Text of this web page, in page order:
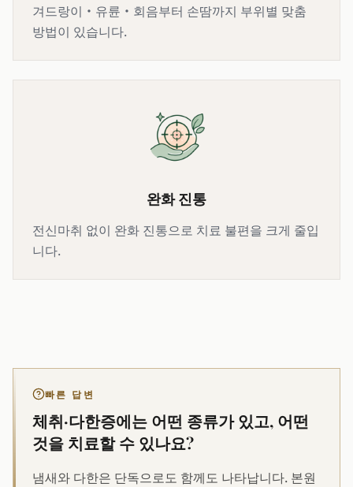
겨드랑이·유륜·회음부터 손땀까지 부위별 맞춤
방법이 있습니다.
완화 진통
전신마취 없이 완화 진통으로 치료 불편을 크게 줄입
니다.
빠른 답변
체취·다한증에는 어떤 종류가 있고, 어떤
것을 치료할 수 있나요?
냄새와 다한은 단독으로도 함께도 나타납니다. 본원